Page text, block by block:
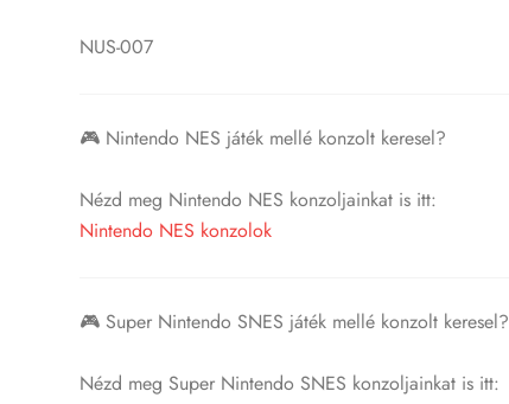
NUS-007
🎮 Nintendo NES játék mellé konzolt keresel?
Nézd meg Nintendo NES konzoljainkat is itt:
Nintendo NES konzolok
🎮 Super Nintendo SNES játék mellé konzolt keresel?
Nézd meg Super Nintendo SNES konzoljainkat is itt: